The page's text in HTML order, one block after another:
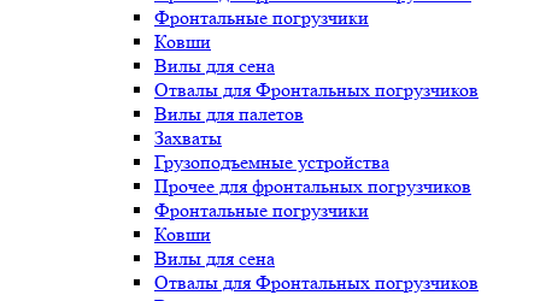
Фронтальные погрузчики
Ковши
Вилы для сена
Отвалы для Фронтальных погрузчиков
Вилы для палетов
Захваты
Грузоподъемные устройства
Прочее для фронтальных погрузчиков
Фронтальные погрузчики
Ковши
Вилы для сена
Отвалы для Фронтальных погрузчиков